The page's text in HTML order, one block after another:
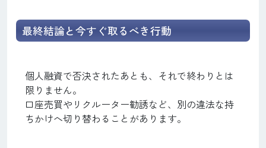
最終結論と今すぐ取るべき行動
個人融資で否決されたあとも、それで終わりとは
限りません。
口座売買やリクルーター勧誘など、別の違法な持
ちかけへ切り替わることがあります。